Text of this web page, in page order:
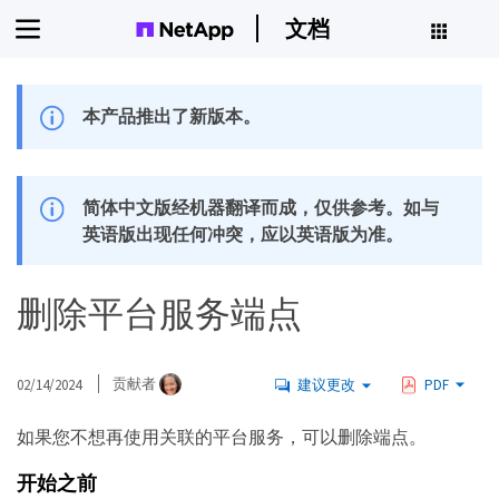
文档
本产品推出了新版本。
简体中文版经机器翻译而成，仅供参考。如与
英语版出现任何冲突，应以英语版为准。
删除平台服务端点
02/14/2024 贡献者 建议更改 PDF
如果您不想再使用关联的平台服务，可以删除端点。
开始之前